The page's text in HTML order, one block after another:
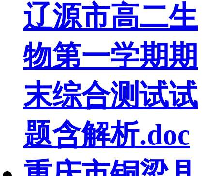
辽源市高二生
物第一学期期
末综合测试试
题含解析.doc